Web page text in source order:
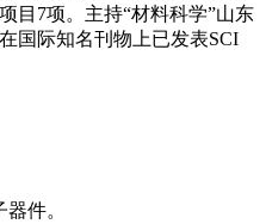
目7项。主持“材料科学”山东
国际知名刊物上已发表SCI
件。